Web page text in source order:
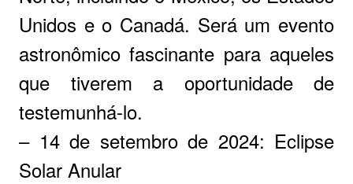
Unidos e o Canadá. Será um evento
astronômico fascinante para aqueles
que tiverem a oportunidade de
testemunhá-lo.
– 14 de setembro de 2024: Eclipse
Solar Anular